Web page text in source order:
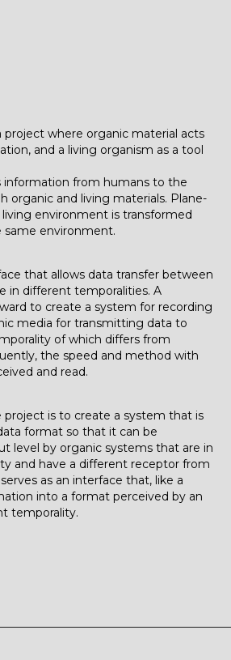
project where organic material acts
and a living organism as a tool
information from humans to the
organic and living materials. Plane-
environment is transformed
same environment.
that allows data transfer between
in different temporalities. A
to create a system for recording
media for transmitting data to
of which differs from
the speed and method with
and read.
project is to create a system that is
format so that it can be
level by organic systems that are in
and have a different receptor from
as an interface that, like a
into a format perceived by an
temporality.